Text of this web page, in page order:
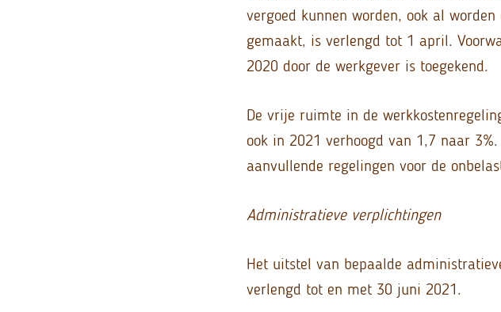
vergoed kunnen worden, ook al
gemaakt, is verlengd tot 1 april.
2020 door de werkgever is toegekend.
De vrije ruimte in de
ook in 2021 verhoogd van 1,7 naar
aanvullende regelingen voor de
Administratieve verplichtingen
Het uitstel van bepaalde
verlengd tot en met 30 juni 2021.